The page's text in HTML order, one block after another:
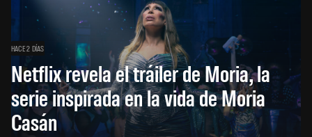
HACE 2 DÍAS
Netflix revela el tráiler de Moria, la
serie inspirada en la vida de Moria
Casán